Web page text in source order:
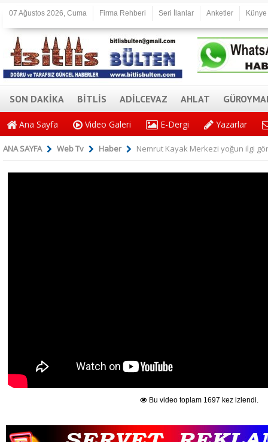
07 Ağustos 2026, Cuma Firma Rehberi Seri İlanlar Anketler Künye
SON DAKİKA BİTLİS ADİLCEVAZ AHLAT
Ana Sayfa Video Galeri E-Dergi Yazarlar
ANA SAYFA Web Tv Haber Nemrut Kayak Merkezi yoğun ilgi
Bu video toplam 1697 kez izlendi.